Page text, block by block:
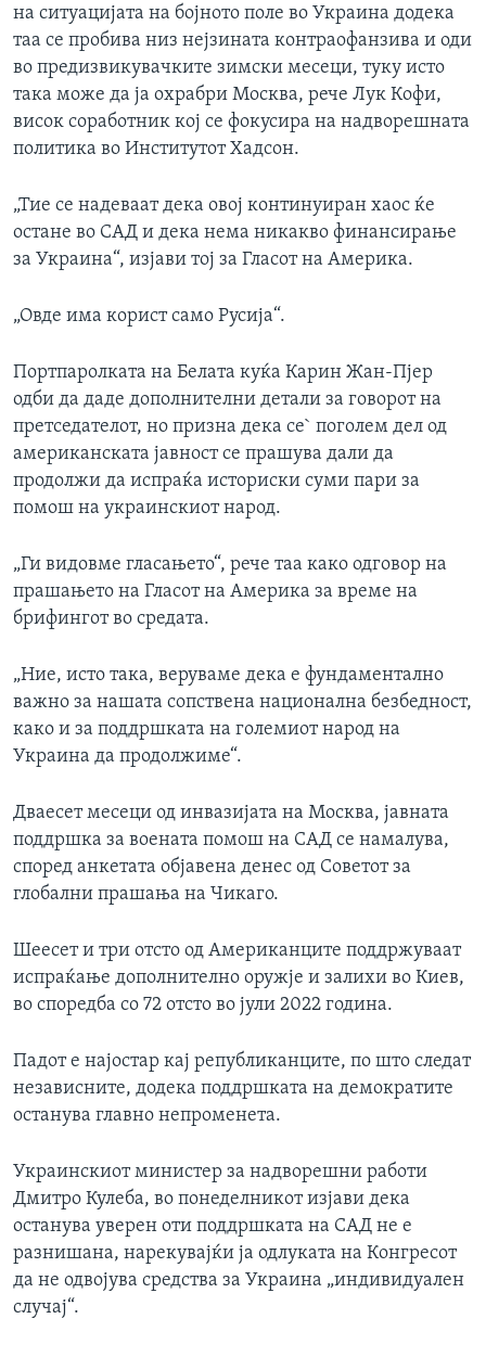
на ситуацијата на бојното поле во Украина додека
таа се пробива низ нејзината контраофанзива и оди
во предизвикувачките зимски месеци, туку исто
така може да ја охрабри Москва, рече Лук Кофи,
висок соработник кој се фокусира на надворешната
политика во Институтот Хадсон.
„Тие се надеваат дека овој континуиран хаос ќе
остане во САД и дека нема никакво финансирање
за Украина“, изјави тој за Гласот на Америка.
„Овде има корист само Русија“.
Портпаролката на Белата куќа Карин Жан-Пјер
одби да даде дополнителни детали за говорот на
претседателот, но призна дека се` поголем дел од
американската јавност се прашува дали да
продолжи да испраќа историски суми пари за
помош на украинскиот народ.
„Ги видовме гласањето“, рече таа како одговор на
прашањето на Гласот на Америка за време на
брифингот во средата.
„Ние, исто така, веруваме дека е фундаментално
важно за нашата сопствена национална безбедност,
како и за поддршката на големиот народ на
Украина да продолжиме“.
Дваесет месеци од инвазијата на Москва, јавната
поддршка за воената помош на САД се намалува,
според анкетата објавена денес од Советот за
глобални прашања на Чикаго.
Шеесет и три отсто од Американците поддржуваат
испраќање дополнително оружје и залихи во Киев,
во споредба со 72 отсто во јули 2022 година.
Падот е најостар кај републиканците, по што следат
независните, додека поддршката на демократите
останува главно непроменета.
Украинскиот министер за надворешни работи
Дмитро Кулеба, во понеделникот изјави дека
останува уверен оти поддршката на САД не е
разнишана, нарекувајќи ја одлуката на Конгресот
да не одвојува средства за Украина „индивидуален
случај“.